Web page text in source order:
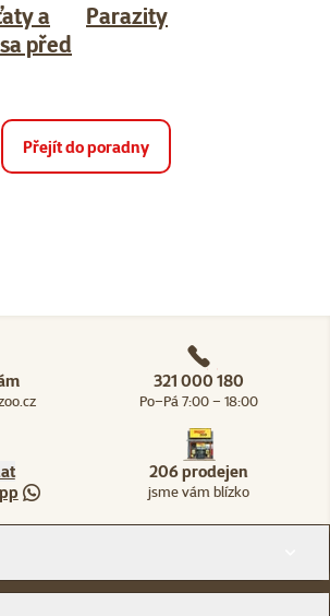
a
před
Parazity
Přejít do poradny
321 000 180
Po–Pá 7:00 – 18:00
206 prodejen
jsme vám blízko